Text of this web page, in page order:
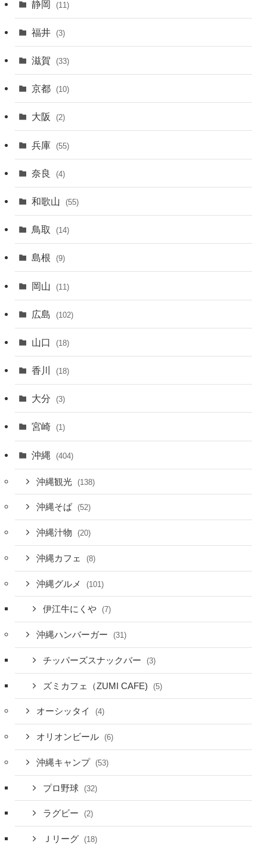
静岡 (11)
福井 (3)
滋賀 (33)
京都 (10)
大阪 (2)
兵庫 (55)
奈良 (4)
和歌山 (55)
鳥取 (14)
島根 (9)
岡山 (11)
広島 (102)
山口 (18)
香川 (18)
大分 (3)
宮崎 (1)
沖縄 (404)
沖縄観光 (138)
沖縄そば (52)
沖縄汁物 (20)
沖縄カフェ (8)
沖縄グルメ (101)
伊江牛にくや (7)
沖縄ハンバーガー (31)
チッパーズスナックバー (3)
ズミカフェ（ZUMI CAFE) (5)
オーシッタイ (4)
オリオンビール (6)
沖縄キャンプ (53)
プロ野球 (32)
ラグビー (2)
Ｊリーグ (18)